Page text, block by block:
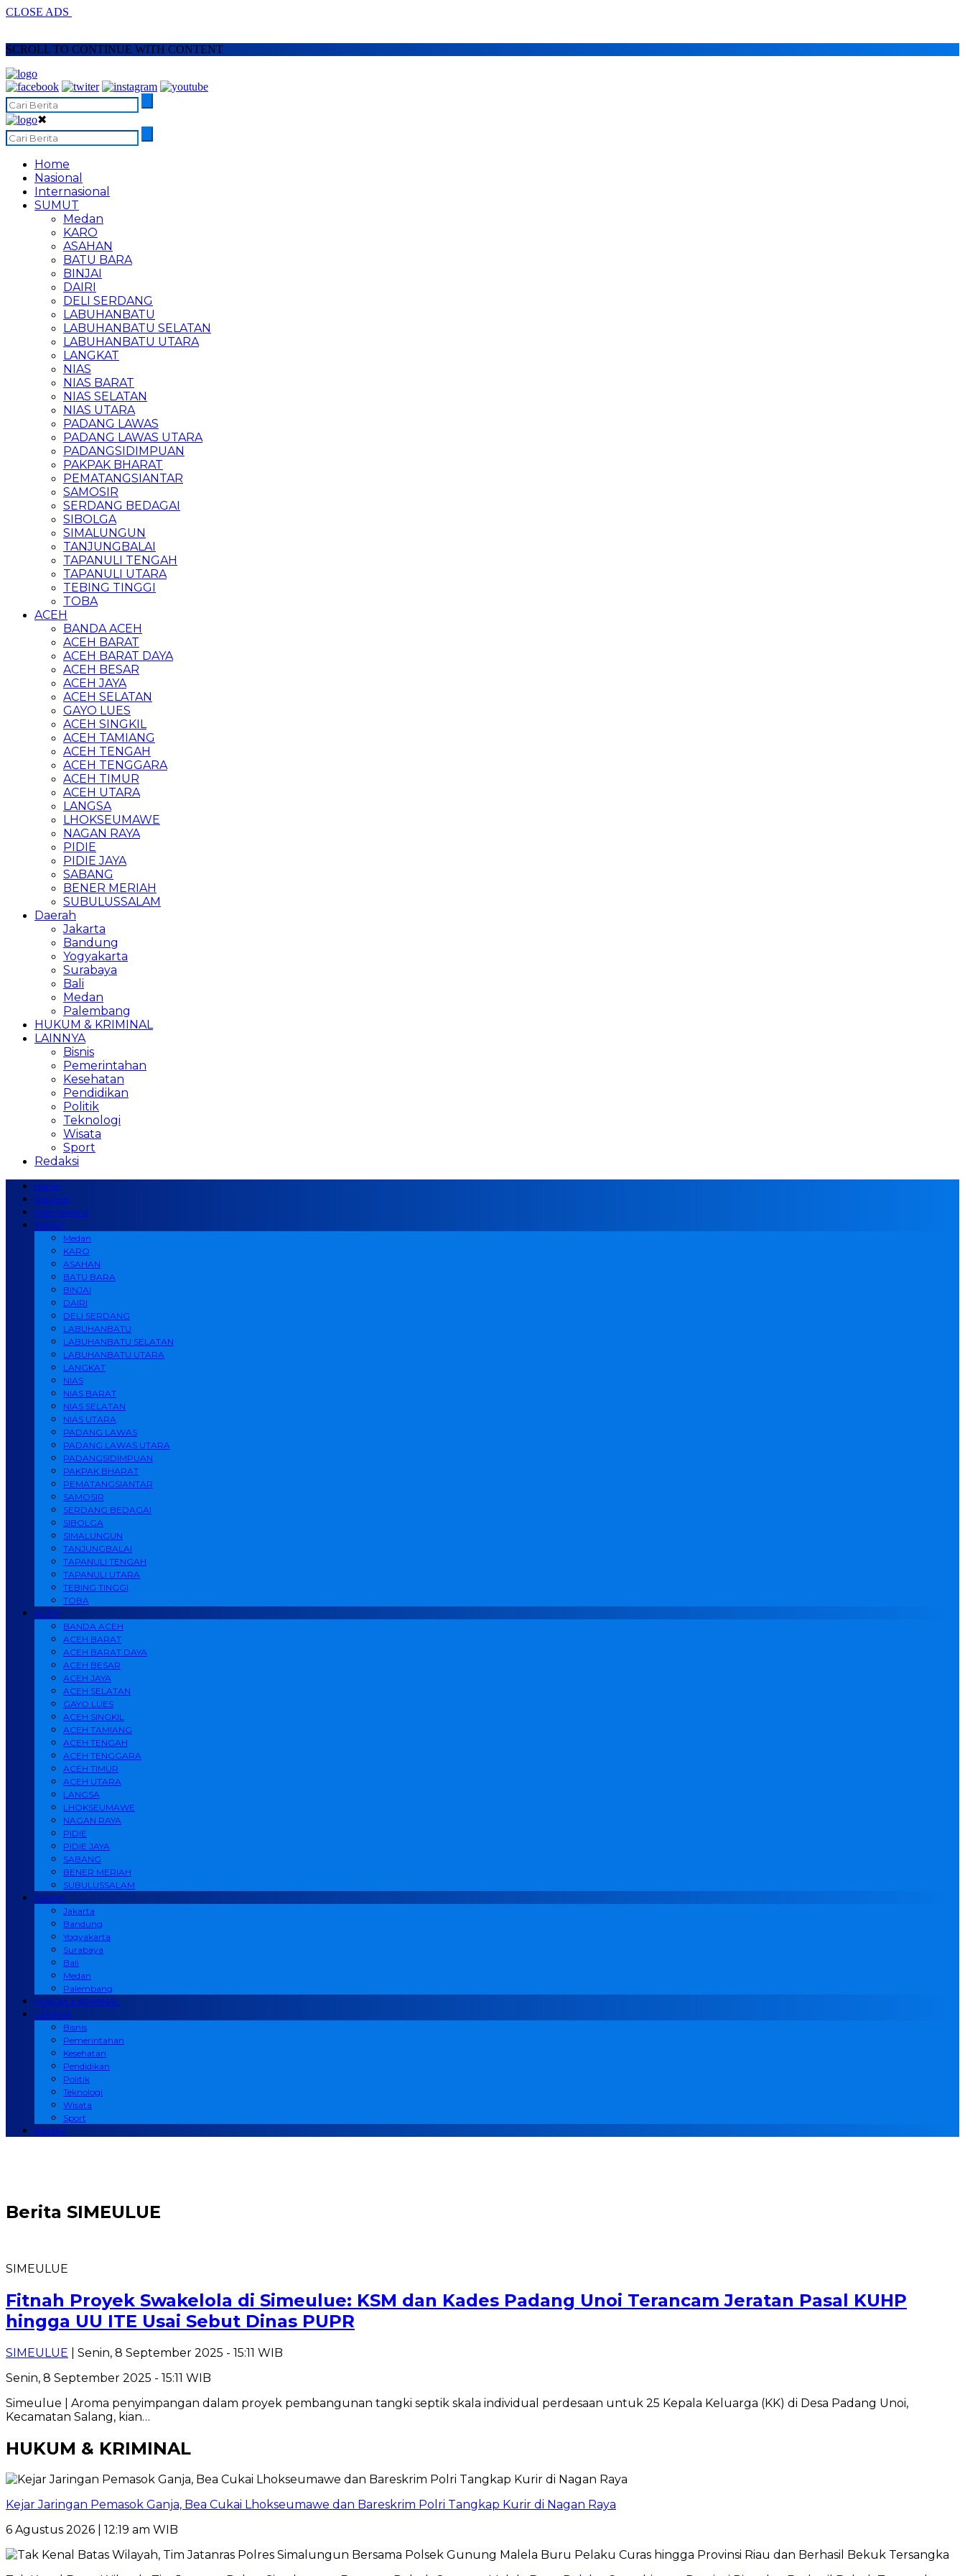
CLOSE ADS
SCROLL TO CONTINUE WITH CONTENT
✖
Home
Nasional
Internasional
SUMUT
Medan
KARO
ASAHAN
BATU BARA
BINJAI
DAIRI
DELI SERDANG
LABUHANBATU
LABUHANBATU SELATAN
LABUHANBATU UTARA
LANGKAT
NIAS
NIAS BARAT
NIAS SELATAN
NIAS UTARA
PADANG LAWAS
PADANG LAWAS UTARA
PADANGSIDIMPUAN
PAKPAK BHARAT
PEMATANGSIANTAR
SAMOSIR
SERDANG BEDAGAI
SIBOLGA
SIMALUNGUN
TANJUNGBALAI
TAPANULI TENGAH
TAPANULI UTARA
TEBING TINGGI
TOBA
ACEH
BANDA ACEH
ACEH BARAT
ACEH BARAT DAYA
ACEH BESAR
ACEH JAYA
ACEH SELATAN
GAYO LUES
ACEH SINGKIL
ACEH TAMIANG
ACEH TENGAH
ACEH TENGGARA
ACEH TIMUR
ACEH UTARA
LANGSA
LHOKSEUMAWE
NAGAN RAYA
PIDIE
PIDIE JAYA
SABANG
BENER MERIAH
SUBULUSSALAM
Daerah
Jakarta
Bandung
Yogyakarta
Surabaya
Bali
Medan
Palembang
HUKUM & KRIMINAL
LAINNYA
Bisnis
Pemerintahan
Kesehatan
Pendidikan
Politik
Teknologi
Wisata
Sport
Redaksi
Home
Nasional
Internasional
SUMUT
Medan
KARO
ASAHAN
BATU BARA
BINJAI
DAIRI
DELI SERDANG
LABUHANBATU
LABUHANBATU SELATAN
LABUHANBATU UTARA
LANGKAT
NIAS
NIAS BARAT
NIAS SELATAN
NIAS UTARA
PADANG LAWAS
PADANG LAWAS UTARA
PADANGSIDIMPUAN
PAKPAK BHARAT
PEMATANGSIANTAR
SAMOSIR
SERDANG BEDAGAI
SIBOLGA
SIMALUNGUN
TANJUNGBALAI
TAPANULI TENGAH
TAPANULI UTARA
TEBING TINGGI
TOBA
ACEH
BANDA ACEH
ACEH BARAT
ACEH BARAT DAYA
ACEH BESAR
ACEH JAYA
ACEH SELATAN
GAYO LUES
ACEH SINGKIL
ACEH TAMIANG
ACEH TENGAH
ACEH TENGGARA
ACEH TIMUR
ACEH UTARA
LANGSA
LHOKSEUMAWE
NAGAN RAYA
PIDIE
PIDIE JAYA
SABANG
BENER MERIAH
SUBULUSSALAM
Daerah
Jakarta
Bandung
Yogyakarta
Surabaya
Bali
Medan
Palembang
HUKUM & KRIMINAL
LAINNYA
Bisnis
Pemerintahan
Kesehatan
Pendidikan
Politik
Teknologi
Wisata
Sport
Redaksi
Berita SIMEULUE
SIMEULUE
Fitnah Proyek Swakelola di Simeulue: KSM dan Kades Padang Unoi Terancam Jeratan Pasal KUHP
hingga UU ITE Usai Sebut Dinas PUPR
SIMEULUE | Senin, 8 September 2025 - 15:11 WIB
Senin, 8 September 2025 - 15:11 WIB
Simeulue | Aroma penyimpangan dalam proyek pembangunan tangki septik skala individual perdesaan untuk 25 Kepala Keluarga (KK) di Desa Padang Unoi,
Kecamatan Salang, kian…
HUKUM & KRIMINAL
Kejar Jaringan Pemasok Ganja, Bea Cukai Lhokseumawe dan Bareskrim Polri Tangkap Kurir di Nagan Raya
6 Agustus 2026 | 12:19 am WIB